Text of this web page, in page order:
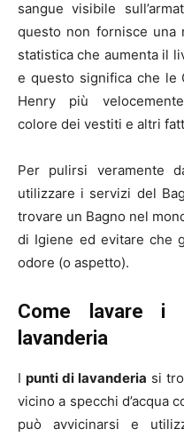
sangue visibile
questo non fornisce
statistica che aumenta il
e questo significa che le
Henry più
colore dei vestiti e altri
Per pulirsi veramente
utilizzare i servizi del
trovare un Bagno nel
di Igiene ed evitare che
odore (o aspetto).
Come lavare i
lavanderia
I punti di lavanderia si
vicino a specchi d’acqua
può avvicinarsi e